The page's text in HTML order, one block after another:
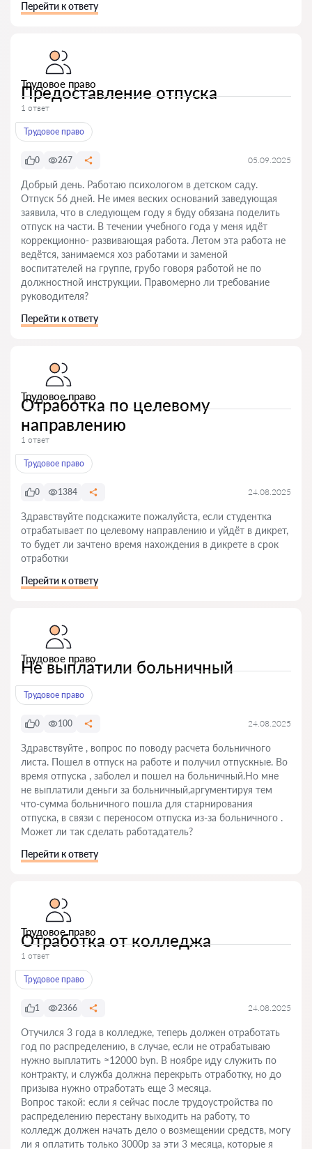
Перейти к ответу
Трудовое право
Предоставление отпуска
1 ответ
Трудовое право
0 267 05.09.2025
Добрый день. Работаю психологом в детском саду.
Отпуск 56 дней. Не имея веских оснований заведующая
заявила, что в следующем году я буду обязана поделить
отпуск на части. В течении учебного года у меня идёт
коррекционно- развивающая работа. Летом эта работа не
ведётся, занимаемся хоз работами и заменой
воспитателей на группе, грубо говоря работой не по
должностной инструкции. Правомерно ли требование
руководителя?
Перейти к ответу
Трудовое право
Отработка по целевому
направлению
1 ответ
Трудовое право
0 1384 24.08.2025
Здравствуйте подскажите пожалуйста, если студентка
отрабатывает по целевому направлению и уйдёт в дикрет,
то будет ли зачтено время нахождения в дикрете в срок
отработки
Перейти к ответу
Трудовое право
Не выплатили больничный
Трудовое право
0 100 24.08.2025
Здравствуйте , вопрос по поводу расчета больничного
листа. Пошел в отпуск на работе и получил отпускные. Во
время отпуска , заболел и пошел на больничный.Но мне
не выплатили деньги за больничный,аргументируя тем
что-сумма больничного пошла для старнирования
отпуска, в связи с переносом отпуска из-за больничного .
Может ли так сделать работадатель?
Перейти к ответу
Трудовое право
Отработка от колледжа
1 ответ
Трудовое право
1 2366 24.08.2025
Отучился 3 года в колледже, теперь должен отработать
год по распределению, в случае, если не отрабатываю
нужно выплатить ≈12000 byn. В ноябре иду служить по
контракту, и служба должна перекрыть отработку, но до
призыва нужно отработать еще 3 месяца.
Вопрос такой: если я сейчас после трудоустройства по
распределению перестану выходить на работу, то
колледж должен начать дело о возмещении средств, могу
ли я оплатить только 3000р за эти 3 месяца, которые я